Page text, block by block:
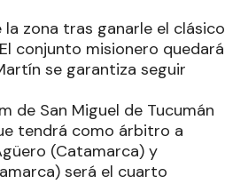
zona tras ganarle el clásico
conjunto misionero quedará
se garantiza seguir
de San Miguel de Tucumán
tendrá como árbitro a
(Catamarca) y
será el cuarto